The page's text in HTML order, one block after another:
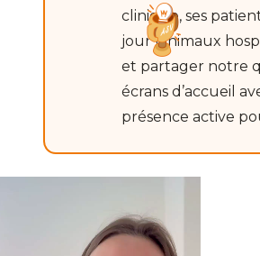
clinique, ses
jour (animaux
et partager notre
écrans d’accueil
présence active